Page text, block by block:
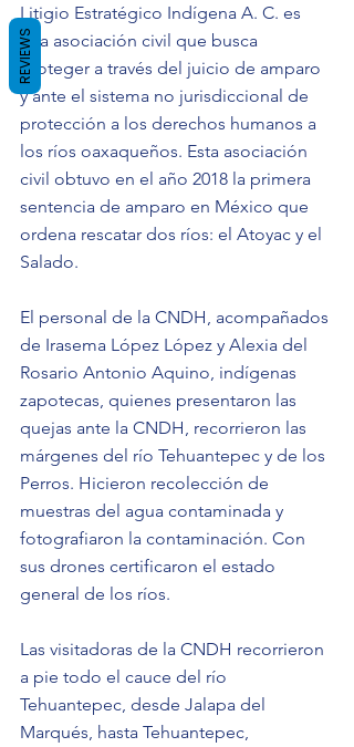
Litigio Estratégico Indígena A. C. es
una asociación civil que busca
proteger a través del juicio de amparo
y ante el sistema no jurisdiccional de
protección a los derechos humanos a
los ríos oaxaqueños. Esta asociación
civil obtuvo en el año 2018 la primera
sentencia de amparo en México que
ordena rescatar dos ríos: el Atoyac y el
Salado.
El personal de la CNDH, acompañados
de Irasema López López y Alexia del
Rosario Antonio Aquino, indígenas
zapotecas, quienes presentaron las
quejas ante la CNDH, recorrieron las
márgenes del río Tehuantepec y de los
Perros. Hicieron recolección de
muestras del agua contaminada y
fotografiaron la contaminación. Con
sus drones certificaron el estado
general de los ríos.
Las visitadoras de la CNDH recorrieron
a pie todo el cauce del río
Tehuantepec, desde Jalapa del
Marqués, hasta Tehuantepec,
REVIEWS